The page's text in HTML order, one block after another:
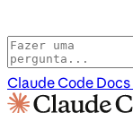
Claude Code Docs